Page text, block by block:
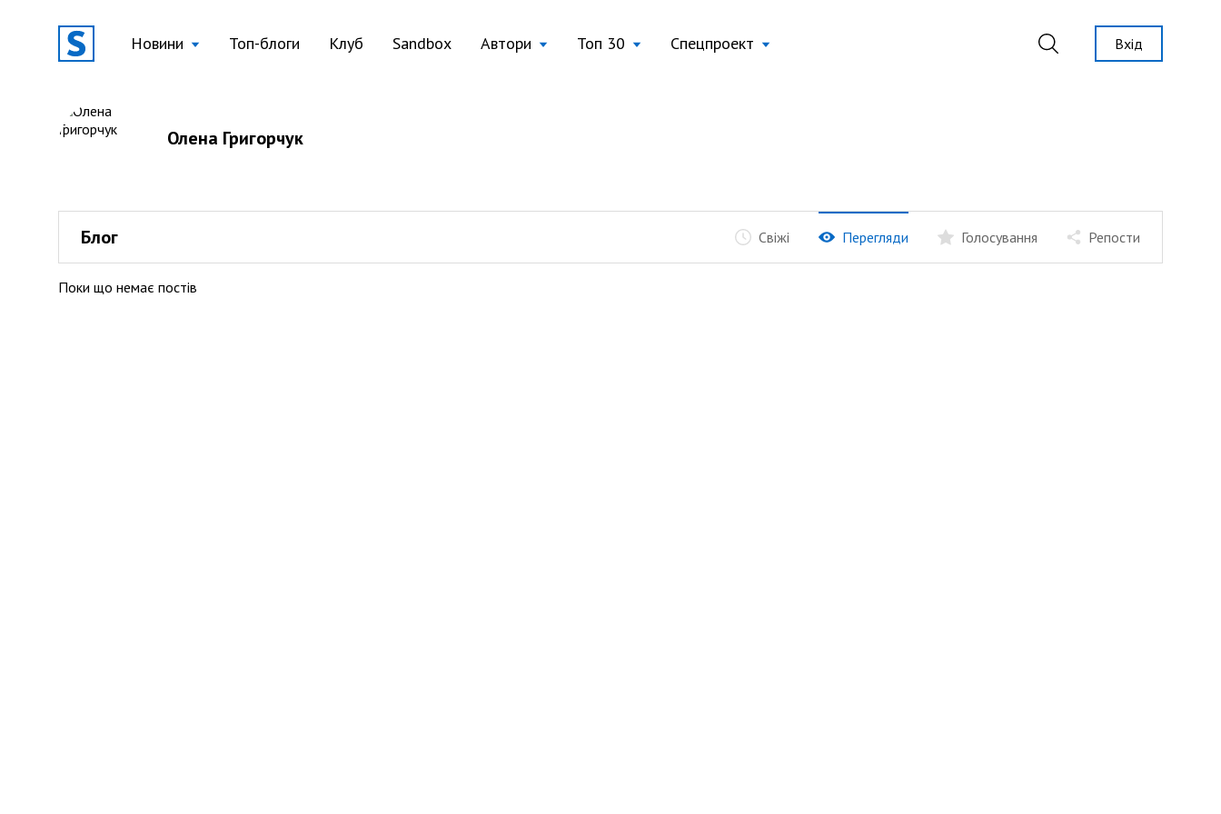
Новини Топ-блоги Клуб Sandbox Автори Топ 30 Спецпроект Вхід
Олена Григорчук
Блог Свіжі Перегляди Голосування Репости
Поки що немає постів